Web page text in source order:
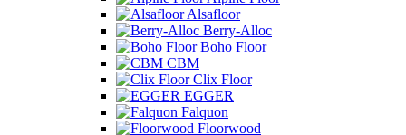
Alsafloor
Berry-Alloc
Boho Floor
CBM
Clix Floor
EGGER
Falquon
Floorwood